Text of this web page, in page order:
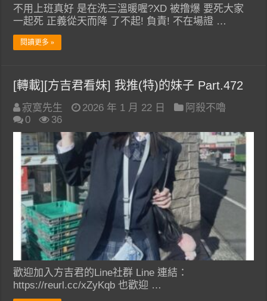
不用上班真好 是在洗三溫暖喔?XD 被撸爆 要死大家
一起死 正義從天而降 了不起! 負責! 不在場證 …
閱讀更多 »
[轉載][方吉君看妹] 我推(特)的妹子 Part.472
寂寞先生 2026 年 1 月 22 日
阿殺不嚕
0
36
歡迎加入方吉君的Line社群 Line 連結：
https://reurl.cc/xZyKqb 也歡迎 …